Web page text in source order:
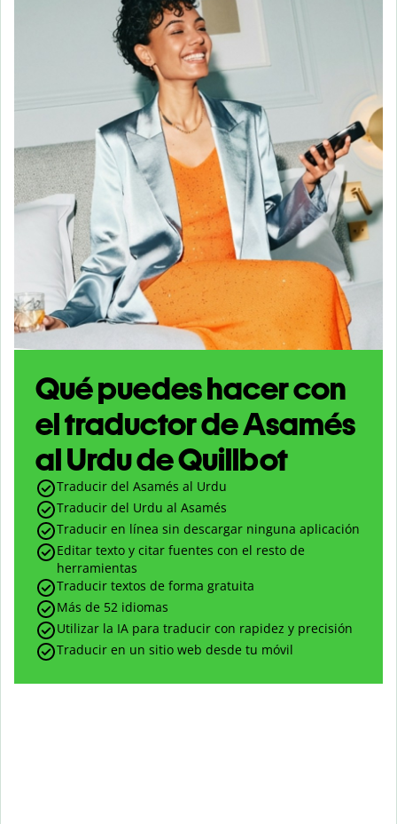
Qué puedes hacer con
el traductor de Asamés
al Urdu de Quillbot
Traducir del Asamés al Urdu
Traducir del Urdu al Asamés
Traducir en línea sin descargar ninguna aplicación
Editar texto y citar fuentes con el resto de
herramientas
Traducir textos de forma gratuita
Más de 52 idiomas
Utilizar la IA para traducir con rapidez y precisión
Traducir en un sitio web desde tu móvil